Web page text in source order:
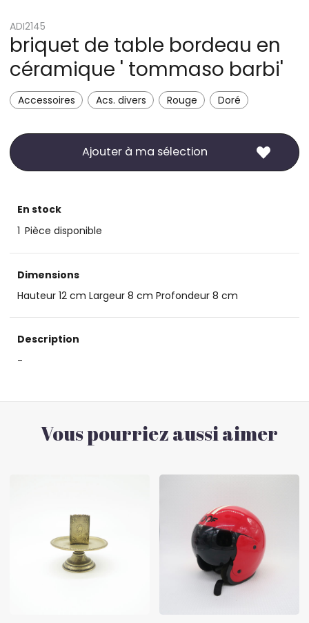
ADI2145
briquet de table bordeau en
céramique ' tommaso barbi'
Accessoires Acs. divers Rouge Doré
Ajouter à ma sélection
En stock
1 Pièce disponible
Dimensions
Hauteur 12 cm Largeur 8 cm Profondeur 8 cm
Description
-
Vous pourriez aussi aimer